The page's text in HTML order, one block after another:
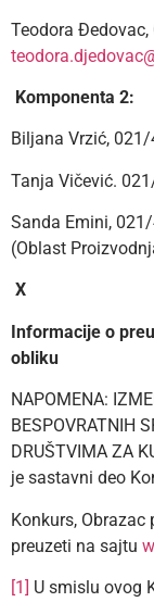
Teodora
Komponenta 2:
Biljana Vrzić, 021/
Tanja Vičević.
Sanda Emini,
(Oblast
X
Informacije o
obliku
NAPOMENA:
BESPOVRATNIH
DRUŠTVIMA ZA
je sastavni deo
Konkurs,
preuzeti na sajtu
[1] U smislu ovog